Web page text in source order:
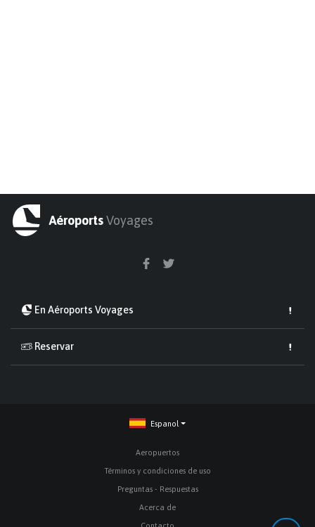
AéroportsVoyages
En Aéroports Voyages
Reservar
Espanol
Aeropuertos
Términos y condiciones de uso
Preguntas - Respuestas
Acerca de